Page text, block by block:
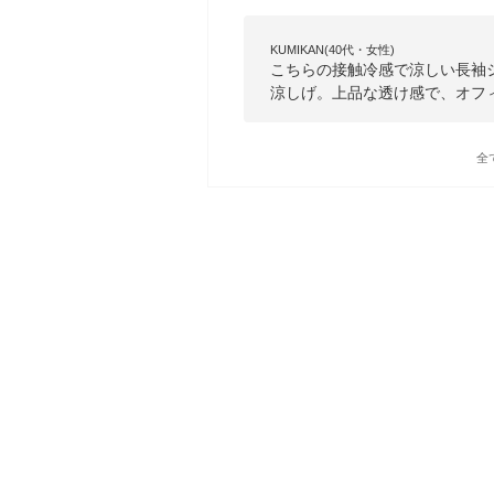
KUMIKAN(40代・女性)
こちらの接触冷感で涼しい長
涼しげ。上品な透け感で、オ
全